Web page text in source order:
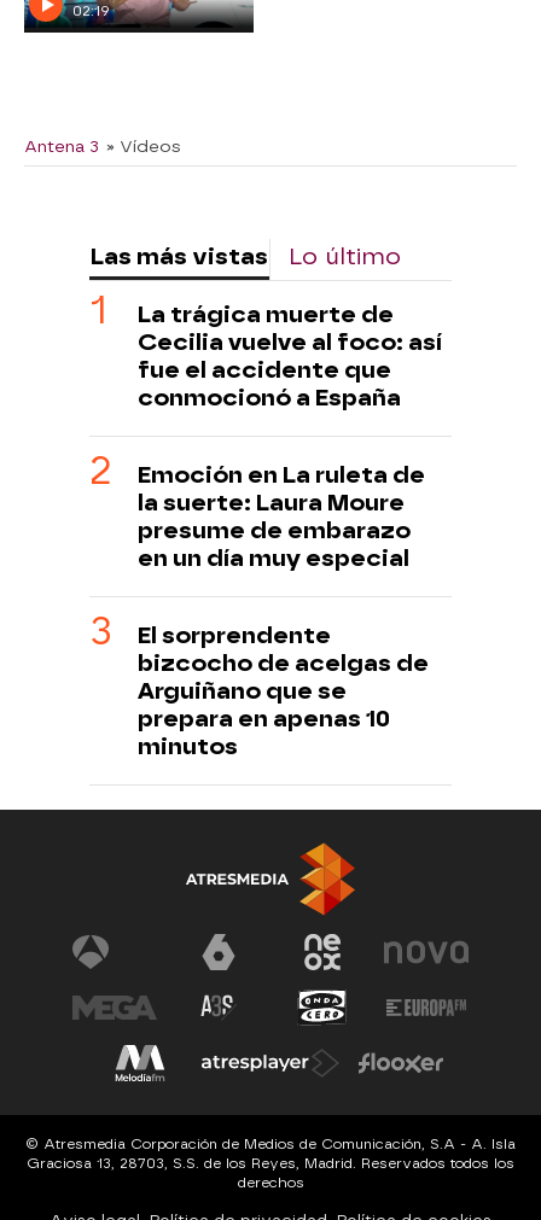
02:19
Antena 3 » Vídeos
Las más vistas Lo último
La trágica muerte de
Cecilia vuelve al foco: así
fue el accidente que
conmocionó a España
Emoción en La ruleta de
la suerte: Laura Moure
presume de embarazo
en un día muy especial
El sorprendente
bizcocho de acelgas de
Arguiñano que se
prepara en apenas 10
minutos
© Atresmedia Corporación de Medios de Comunicación, S.A - A. Isla
Graciosa 13, 28703, S.S. de los Reyes, Madrid. Reservados todos los
derechos